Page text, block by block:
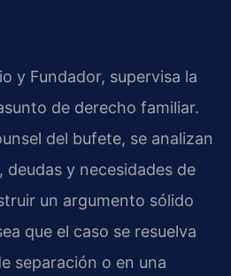
y Fundador, supervisa la
de derecho familiar.
del bufete, se analizan
deudas y necesidades de
un argumento sólido
que el caso se resuelva
separación o en una